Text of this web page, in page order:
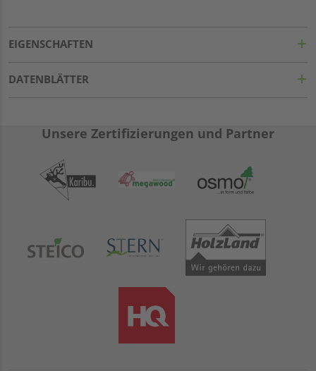
EIGENSCHAFTEN
DATENBLÄTTER
Unsere Zertifizierungen und Partner